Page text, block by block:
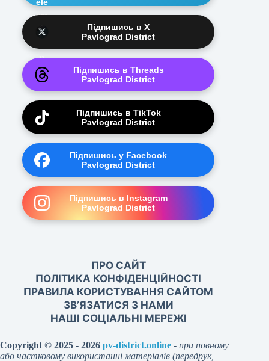
Підпишись в X
Pavlograd District
Підпишись в Threads
Pavlograd District
Підпишись в TikTok
Pavlograd District
Підпишись у Facebook
Pavlograd District
Підпишись в Instagram
Pavlograd District
ПРО САЙТ
ПОЛІТИКА КОНФІДЕНЦІЙНОСТІ
ПРАВИЛА КОРИСТУВАННЯ САЙТОМ
ЗВ’ЯЗАТИСЯ З НАМИ
НАШІ СОЦІАЛЬНІ МЕРЕЖІ
Copyright © 2025 - 2026 pv-district.online - при повному
або частковому використанні матеріалів (передрук,